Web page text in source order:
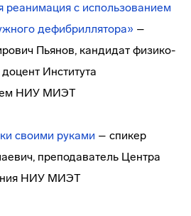
реанимация с использованием
дефибриллятора» –
Пьянов, кандидат физико-
Института
НИУ МИЭТ
своими руками – спикер
преподаватель Центра
НИУ МИЭТ